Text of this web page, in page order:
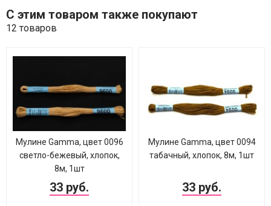
С этим товаром также покупают
12 товаров
Мулине Gamma, цвет 0096
светло-бежевый, хлопок,
8м, 1шт
33 руб.
Мулине Gamma, цвет 0094
табачный, хлопок, 8м, 1шт
33 руб.